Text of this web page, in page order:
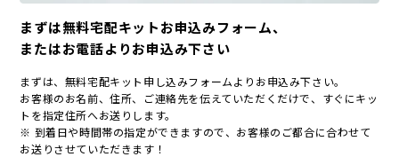
まずは無料宅配キットお申込みフォーム、
またはお電話よりお申込み下さい
まずは、無料宅配キット申し込みフォームよりお申込み下さい。
お客様のお名前、住所、ご連絡先を伝えていただくだけで、すぐにキッ
トを指定住所へお送りします。
※ 到着日や時間帯の指定ができますので、お客様のご都合に合わせて
お送りさせていただきます！